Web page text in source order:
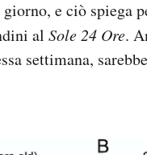
e ciò spiega
al Sole 24 Ore.
settimana,